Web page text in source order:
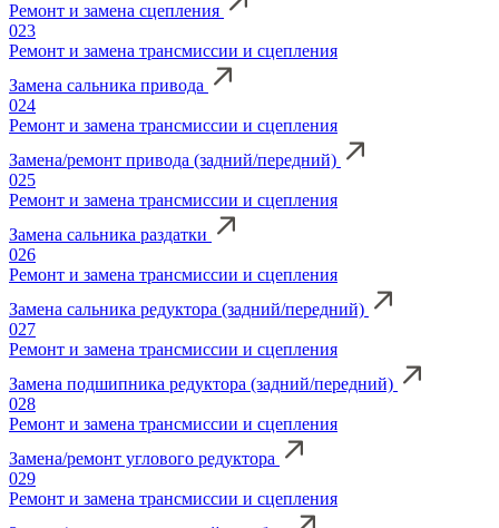
Ремонт и замена сцепления
023
Ремонт и замена трансмиссии и сцепления
Замена сальника привода
024
Ремонт и замена трансмиссии и сцепления
Замена/ремонт привода (задний/передний)
025
Ремонт и замена трансмиссии и сцепления
Замена сальника раздатки
026
Ремонт и замена трансмиссии и сцепления
Замена сальника редуктора (задний/передний)
027
Ремонт и замена трансмиссии и сцепления
Замена подшипника редуктора (задний/передний)
028
Ремонт и замена трансмиссии и сцепления
Замена/ремонт углового редуктора
029
Ремонт и замена трансмиссии и сцепления